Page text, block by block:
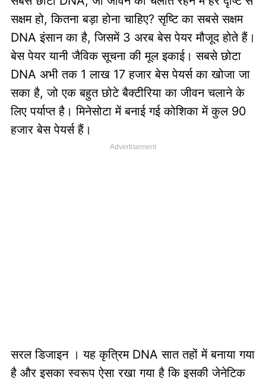
सक्षम हो, कितना बड़ा होना चाहिए? सृष्टि का सबसे सक्षम
DNA इंसान का है, जिसमें 3 अरब बेस पेयर मौजूद होते हैं।
बेस पेयर यानी जैविक सूचना की मूल इकाई। सबसे छोटा
DNA अभी तक 1 लाख 17 हजार बेस पेयर्स का खोजा जा
सका है, जो एक बहुत छोटे बैक्टीरिया का जीवन चलाने के
लिए पर्याप्त है। मिनेसोटा में बनाई गई कोशिका में कुल 90
हजार बेस पेयर्स हैं।
सरल डिजाइन । यह कृत्रिम DNA सात तहों में बनाया गया
है और इसका स्वरूप ऐसा रखा गया है कि इसकी जेनेटिक